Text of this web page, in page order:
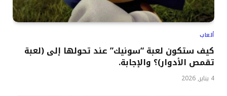
ألعاب
كيف ستكون لعبة “سونيك” عند تحولها إلى (لعبة
تقمص الأدوار)؟ والإجابة.
4 يناير, 2026